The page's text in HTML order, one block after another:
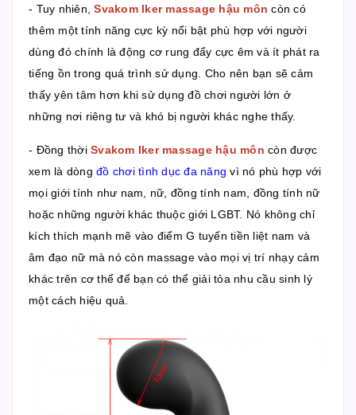
- Tuy nhiên,Svakom Iker massage hậu môn còn có
thêm một tính năng cực kỳ nổi bật phù hợp với người
dùng đó chính là động cơ rung đẩy cực êm và ít phát ra
tiếng ồn trong quá trình sử dụng. Cho nên bạn sẽ cảm
thấy yên tâm hơn khi sử dụng đồ chơi người lớn ở
những nơi riêng tư và khó bị người khác nghe thấy.
- Đồng thời Svakom Iker massage hậu môn còn được
xem là dòng đồ chơi tình dục đa năng vì nó phù hợp với
mọi giới tính như nam, nữ, đồng tính nam, đồng tính nữ
hoặc những người khác thuộc giới LGBT. Nó không chỉ
kích thích mạnh mẽ vào điểm G tuyến tiền liệt nam và
âm đạo nữ mà nó còn massage vào mọi vị trí nhạy cảm
khác trên cơ thể để bạn có thể giải tỏa nhu cầu sinh lý
một cách hiệu quả.